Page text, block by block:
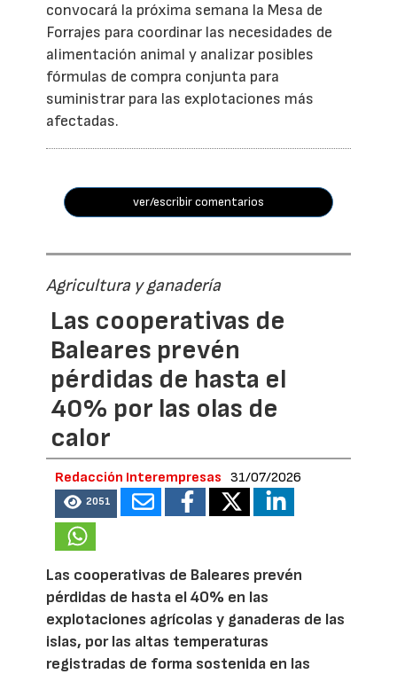
convocará la próxima semana la Mesa de
Forrajes para coordinar las necesidades de
alimentación animal y analizar posibles
fórmulas de compra conjunta para
suministrar para las explotaciones más
afectadas.
ver/escribir comentarios
Agricultura y ganadería
Las cooperativas de
Baleares prevén
pérdidas de hasta el
40% por las olas de
calor
Redacción Interempresas 31/07/2026
2051
Las cooperativas de Baleares prevén
pérdidas de hasta el 40% en las
explotaciones agrícolas y ganaderas de las
islas, por las altas temperaturas
registradas de forma sostenida en las